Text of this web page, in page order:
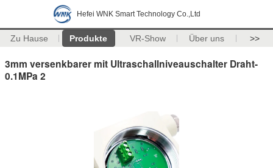
Hefei WNK Smart Technology Co.,Ltd
Zu Hause Produkte VR-Show Über uns >>
3mm versenkbarer mit Ultraschallniveauschalter Draht-
0.1MPa 2